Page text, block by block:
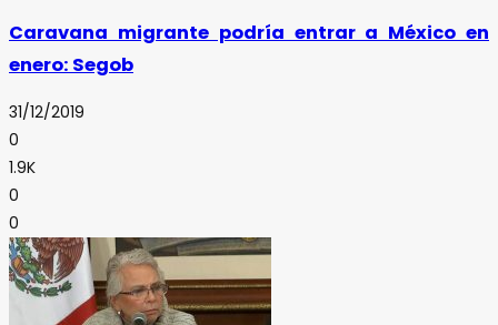
Caravana migrante podría entrar a México en
enero: Segob
31/12/2019
0
1.9K
0
0